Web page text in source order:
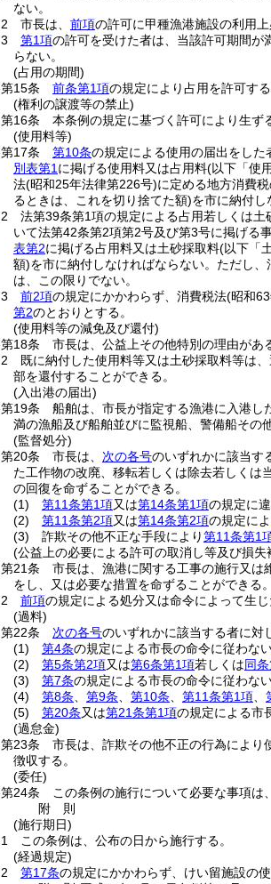
ない。
2
市長は、 前項の許可に甲種漁港施設の利用
3
第1項の許可を受けた者は、当該許可期間が
らない。
(占用の期間)
第15条
前条第1項の規定により占用を許可す
(権利の譲渡等の禁止)
第16条
本条例の規定に基づく許可により生ず
(使用料等)
第17条
第10条の規定による使用の届出をした
別表第1 に掲げる使用料又は占用料(以下「使
法(昭和25年法律第226号)に定める地方消費
るときは、これを切り捨てた額)を市に納付し
2
法第39条第1項の規定による占用若しくは
いて法第42条第2項第2号及び第3号に掲げる
表第2に掲げる占用料又は土砂採取料(以下「
額)を市に納付しなければならない。 ただし、
は、この限りでない。
3
前2項の規定にかかわらず、消費税法(昭和
第2のとおりとする。
(使用料等の減免及び還付)
第18条
市長は、公益上その他特別の理由があ
2
既に納付した使用料等又は土砂採取料等は、
部を還付することができる。
(入出港の届出)
第19条
船舶は、市長が指定する漁港に入港し
満の漁船及び船舶並びに監視船、警備船その
(監督処分)
第20条
市長は、 次の各号のいずれかに該当す
た工作物の改廃、移転若しくは除去若しくは
の回復を命ずることができる。
(1)
第11条第1項又は第14条第1項の規定に
(2)
第11条第2項又は第14条第2項の規定に
(3)
詐欺その他不正な手段により第11条第1
(公益上の必要による許可の取消し等及び損失
第21条
市長は、漁港に関する工事の施行又は
をし、又は必要な措置を命ずることができる。
2
前項の規定による処分又は命令によって生
(過料)
第22条
次の各号のいずれかに該当する者に対
(1)
第4条の規定による市長の命令に従わな
(2)
第5条第2項又は第6条第1項若しくは同
(3)
第7条の規定による市長の命令に従わな
(4)
第8条 第9条 第10条 第11条第1項
(5)
第20条又は第21条第1項の規定による市
(過怠金)
第23条
市長は、詐欺その他不正の行為により
徴収する。
(委任)
第24条
この条例の施行について必要な事項は
附 則
(施行期日)
1
この条例は、公布の日から施行する。
(経過規定)
2
第17条の規定にかかわらず、けい留施設の